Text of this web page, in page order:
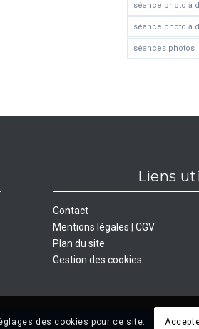
séance photo à
séance photo à
séances photos
Liens
Contact
Mentions légales |CGV
Plan du site
Gestion des cookies
des cookies pour ce site.